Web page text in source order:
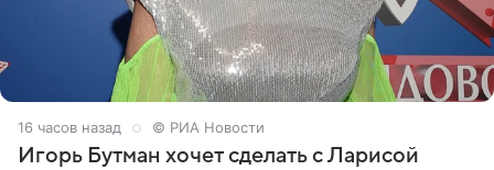
16 часов назад © РИА Новости
Игорь Бутман хочет сделать с Ларисой